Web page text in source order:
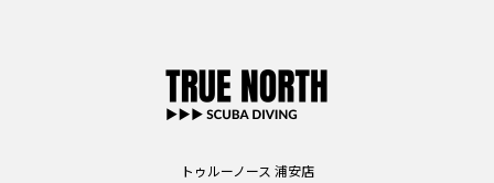
トゥルーノース 浦安店